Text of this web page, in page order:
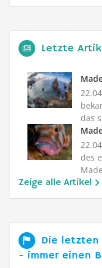
Letzte
das
des
Zeige alle Artikel
Die letzten
- immer einen